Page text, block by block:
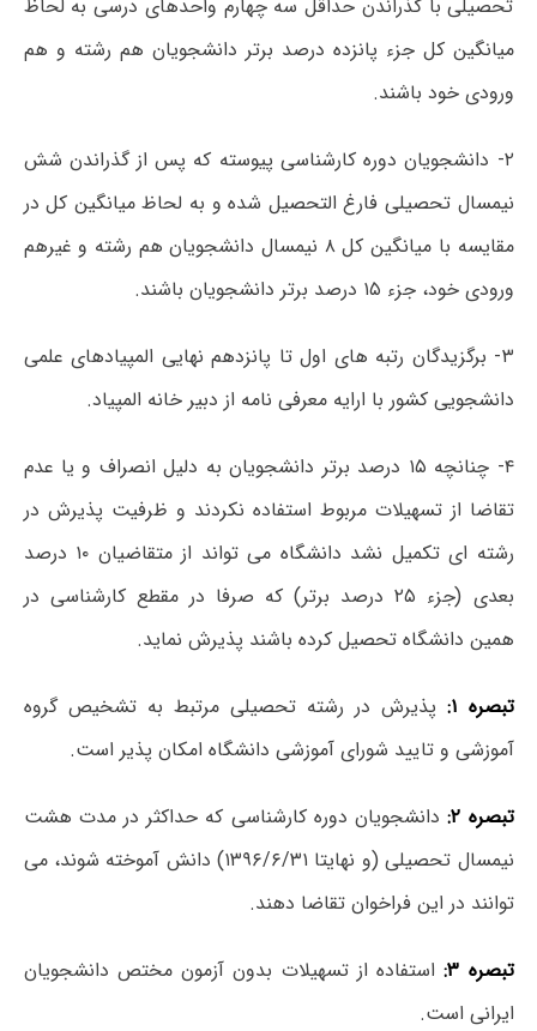
تحصیلی با گذراندن حداقل سه چهارم واحدهای درسی به لحاظ
میانگین کل جزء پانزده درصد برتر دانشجویان هم رشته و هم
ورودی خود باشند.
۲- دانشجویان دوره کارشناسی پیوسته که پس از گذراندن شش
نیمسال تحصیلی فارغ التحصیل شده و به لحاظ میانگین کل در
مقایسه با میانگین کل ۸ نیمسال دانشجویان هم رشته و غیرهم
ورودی خود، جزء ۱۵ درصد برتر دانشجویان باشند.
۳- برگزیدگان رتبه های اول تا پانزدهم نهایی المپیادهای علمی
دانشجویی کشور با ارایه معرفی نامه از دبیر خانه المپیاد.
۴- چنانچه ۱۵ درصد برتر دانشجویان به دلیل انصراف و یا عدم
تقاضا از تسهیلات مربوط استفاده نکردند و ظرفیت پذیرش در
رشته ای تکمیل نشد دانشگاه می تواند از متقاضیان ۱۰ درصد
بعدی (جزء ۲۵ درصد برتر) که صرفا در مقطع کارشناسی در
همین دانشگاه تحصیل کرده باشند پذیرش نماید.
تبصره ۱:
پذیرش در رشته تحصیلی مرتبط به تشخیص گروه
آموزشی و تایید شورای آموزشی دانشگاه امکان پذیر است.
تبصره ۲:
دانشجویان دوره کارشناسی که حداکثر در مدت هشت
نیمسال تحصیلی (و نهایتا ۱۳۹۶/۶/۳۱) دانش آموخته شوند، می
توانند در این فراخوان تقاضا دهند.
تبصره ۳:
استفاده از تسهیلات بدون آزمون مختص دانشجویان
ایرانی است.